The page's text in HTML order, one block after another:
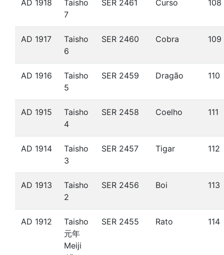
AD 1918
Taisho
7
SER 2461 Curso 108
AD 1917
Taisho
6
SER 2460 Cobra 109
AD 1916
Taisho
5
SER 2459 Dragão 110
AD 1915
Taisho
4
SER 2458 Coelho 111
AD 1914
Taisho
3
SER 2457 Tigar 112
AD 1913
Taisho
2
SER 2456 Boi 113
AD 1912
Taisho
元年
Meiji
SER 2455 Rato 114